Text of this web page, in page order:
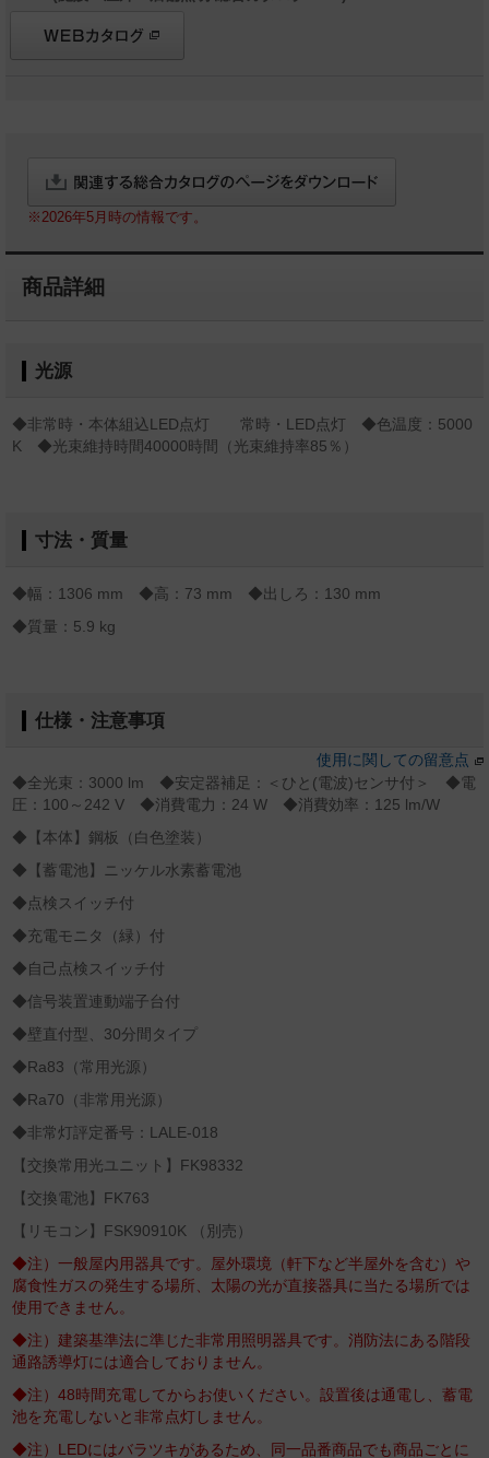
※2026年5月時の情報です。
商品詳細
光源
◆非常時・本体組込LED点灯 常時・LED点灯 ◆色温度：5000
K ◆光束維持時間40000時間（光束維持率85％）
寸法・質量
◆幅：1306 mm ◆高：73 mm ◆出しろ：130 mm
◆質量：5.9 kg
仕様・注意事項
使用に関しての留意点
◆全光束：3000 lm ◆安定器補足：＜ひと(電波)センサ付＞ ◆電
圧：100～242 V ◆消費電力：24 W ◆消費効率：125 lm/W
◆【本体】鋼板（白色塗装）
◆【蓄電池】ニッケル水素蓄電池
◆点検スイッチ付
◆充電モニタ（緑）付
◆自己点検スイッチ付
◆信号装置連動端子台付
◆壁直付型、30分間タイプ
◆Ra83（常用光源）
◆Ra70（非常用光源）
◆非常灯評定番号：LALE-018
【交換常用光ユニット】FK98332
【交換電池】FK763
【リモコン】FSK90910K （別売）
◆注）一般屋内用器具です。屋外環境（軒下など半屋外を含む）や
腐食性ガスの発生する場所、太陽の光が直接器具に当たる場所では
使用できません。
◆注）建築基準法に準じた非常用照明器具です。消防法にある階段
通路誘導灯には適合しておりません。
◆注）48時間充電してからお使いください。設置後は通電し、蓄電
池を充電しないと非常点灯しません。
◆注）LEDにはバラツキがあるため、同一品番商品でも商品ごとに